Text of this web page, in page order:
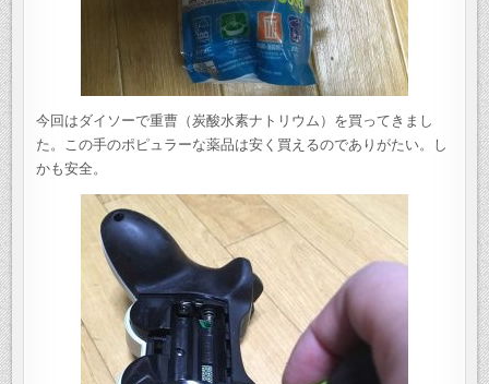
今回はダイソーで重曹（炭酸水素ナトリウム）を買ってきまし
た。この手のポピュラーな薬品は安く買えるのでありがたい。し
かも安全。